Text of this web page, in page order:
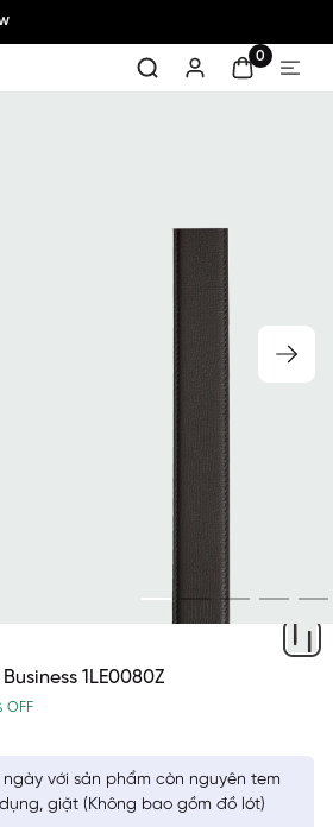
0
1LE0080Z
OFF
với sản phẩm còn nguyên tem
giặt (Không bao gồm đồ lót)